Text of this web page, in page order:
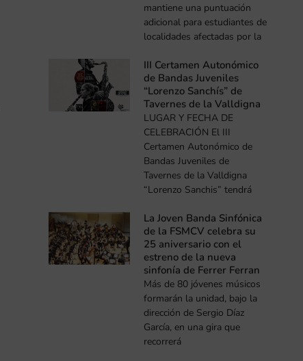
mantiene una puntuación
adicional para estudiantes de
localidades afectadas por la
III Certamen Autonómico
de Bandas Juveniles
“Lorenzo Sanchís” de
Tavernes de la Valldigna
LUGAR Y FECHA DE
CELEBRACIÓN El III
Certamen Autonómico de
Bandas Juveniles de
Tavernes de la Valldigna
“Lorenzo Sanchis” tendrá
La Joven Banda Sinfónica
de la FSMCV celebra su
25 aniversario con el
estreno de la nueva
sinfonía de Ferrer Ferran
Más de 80 jóvenes músicos
formarán la unidad, bajo la
dirección de Sergio Díaz
García, en una gira que
recorrerá